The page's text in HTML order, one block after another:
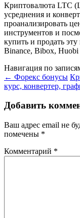
Криптовалюта LTC
усреднения и
проанализировать
инструментов и
купить и продать
Binance, Bibox,
Навигация по
← Форекс бонусы
курс, конвертер,
Добавить
Ваш адрес email не
помечены *
Комментарий *